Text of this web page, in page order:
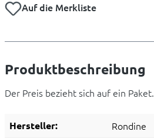
Auf die Merkliste
Produktbeschreibung
Der Preis bezieht sich auf ein Paket.
Hersteller: Rondine